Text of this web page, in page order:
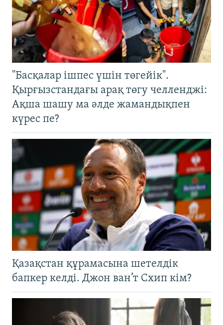
"Басқалар ішпес үшін төгейік".
Қырғызстандағы арақ төгу челленджі:
Ақша шашу ма әлде жамандықпен
күрес пе?
Қазақстан құрамасына шетелдік
бапкер келді. Джон ван’т Схип кім?